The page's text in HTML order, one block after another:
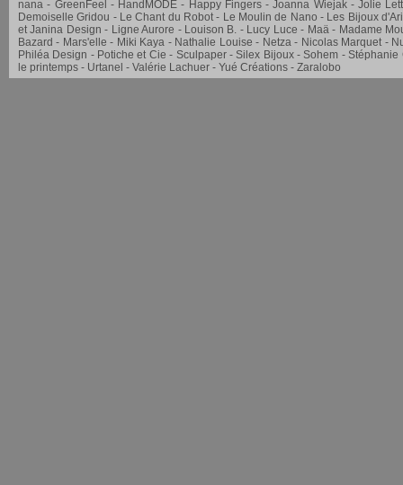
nana GreenFeel HandMODE Happy Fingers Joanna Wiejak
Jolie
Demoiselle Gridou
Le Chant du Robot Le Moulin de Nano
Les Bijoux d'Ari
et Janina Design
Ligne Aurore Louison B. Lucy Luce Maä
Madame
Bazard
Mars'elle Miki Kaya Nathalie Louise Netza Nicolas Marquet
Philéa Design
Potiche et Cie Sculpaper Silex Bijoux Sohem
Stéphanie
le printemps
Urtanel Valérie Lachuer Yué Créations Zaralobo